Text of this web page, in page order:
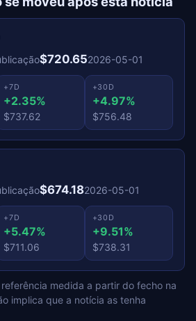
$720.652026-05-01
+7D
+2.35%
$737.62
+30D
+4.97%
$756.48
$674.182026-05-01
+7D
+5.47%
$711.06
+30D
+9.51%
$738.31
medida a partir do fecho na
implica que a notícia as tenha